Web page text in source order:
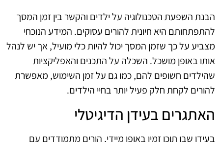
הבנת השפעת הטכנולוגיה על ילדים והקשר בין זמן המסך
להתפתחותם היא חיונית להורים עסוקים. המידע הנוכחי
מצביע על כך שזמן המסך יכול להיות כלי מועיל, אך יש לנהל
אותו באופן מושכל. השכלה על התכנים והאפליקציות
שהילדים חשופים להם, כמו גם על זמן השימוש, מאפשרת
להורים לקחת חלק פעיל יותר בחיי הילדים.
האתגרים בעידן הדיגיטלי
בעידן שבו תוכן זמין באופן מיידי, הורים מתמודדים עם